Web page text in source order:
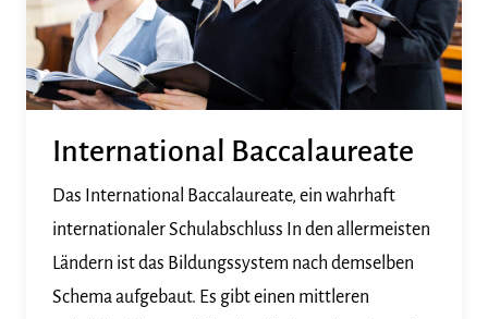
International Baccalaureate
Das International Baccalaureate, ein wahrhaft
internationaler Schulabschluss In den allermeisten
Ländern ist das Bildungssystem nach demselben
Schema aufgebaut. Es gibt einen mittleren